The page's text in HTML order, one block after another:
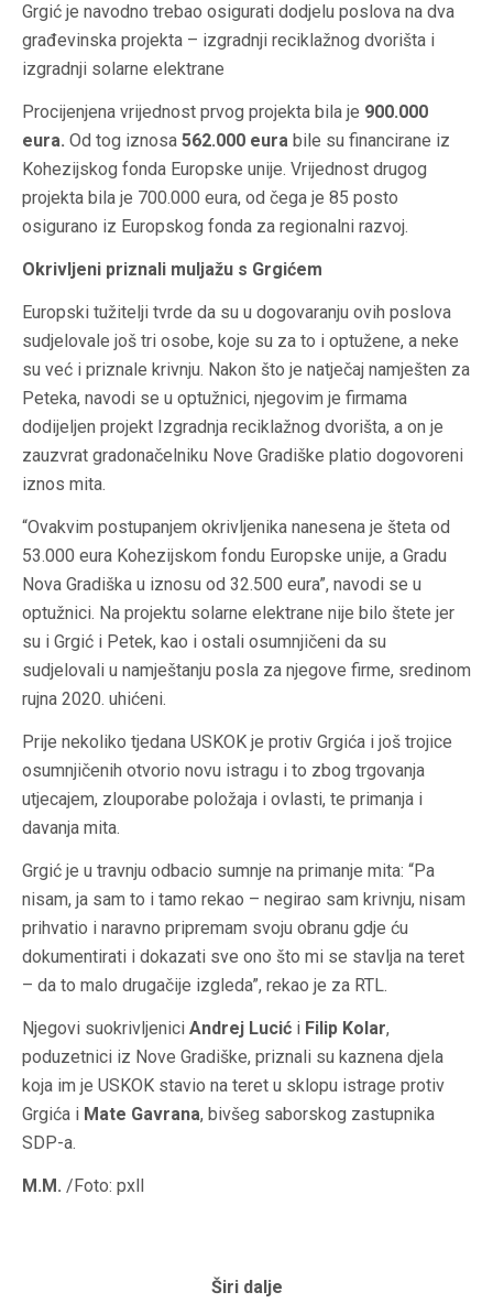
Grgić je navodno trebao osigurati dodjelu poslova na dva
građevinska projekta – izgradnji reciklažnog dvorišta i
izgradnji solarne elektrane
Procijenjena vrijednost prvog projekta bila je 900.000
eura. Od tog iznosa 562.000 eura bile su financirane iz
Kohezijskog fonda Europske unije. Vrijednost drugog
projekta bila je 700.000 eura, od čega je 85 posto
osigurano iz Europskog fonda za regionalni razvoj.
Okrivljeni priznali muljažu s Grgićem
Europski tužitelji tvrde da su u dogovaranju ovih poslova
sudjelovale još tri osobe, koje su za to i optužene, a neke
su već i priznale krivnju. Nakon što je natječaj namješten za
Peteka, navodi se u optužnici, njegovim je firmama
dodijeljen projekt Izgradnja reciklažnog dvorišta, a on je
zauzvrat gradonačelniku Nove Gradiške platio dogovoreni
iznos mita.
“Ovakvim postupanjem okrivljenika nanesena je šteta od
53.000 eura Kohezijskom fondu Europske unije, a Gradu
Nova Gradiška u iznosu od 32.500 eura”, navodi se u
optužnici. Na projektu solarne elektrane nije bilo štete jer
su i Grgić i Petek, kao i ostali osumnjičeni da su
sudjelovali u namještanju posla za njegove firme, sredinom
rujna 2020. uhićeni.
Prije nekoliko tjedana USKOK je protiv Grgića i još trojice
osumnjičenih otvorio novu istragu i to zbog trgovanja
utjecajem, zlouporabe položaja i ovlasti, te primanja i
davanja mita.
Grgić je u travnju odbacio sumnje na primanje mita: “Pa
nisam, ja sam to i tamo rekao – negirao sam krivnju, nisam
prihvatio i naravno pripremam svoju obranu gdje ću
dokumentirati i dokazati sve ono što mi se stavlja na teret
– da to malo drugačije izgleda”, rekao je za RTL.
Njegovi suokrivljenici Andrej Lucić i Filip Kolar,
poduzetnici iz Nove Gradiške, priznali su kaznena djela
koja im je USKOK stavio na teret u sklopu istrage protiv
Grgića i Mate Gavrana, bivšeg saborskog zastupnika
SDP-a.
M.M. /Foto: pxll
Širi dalje